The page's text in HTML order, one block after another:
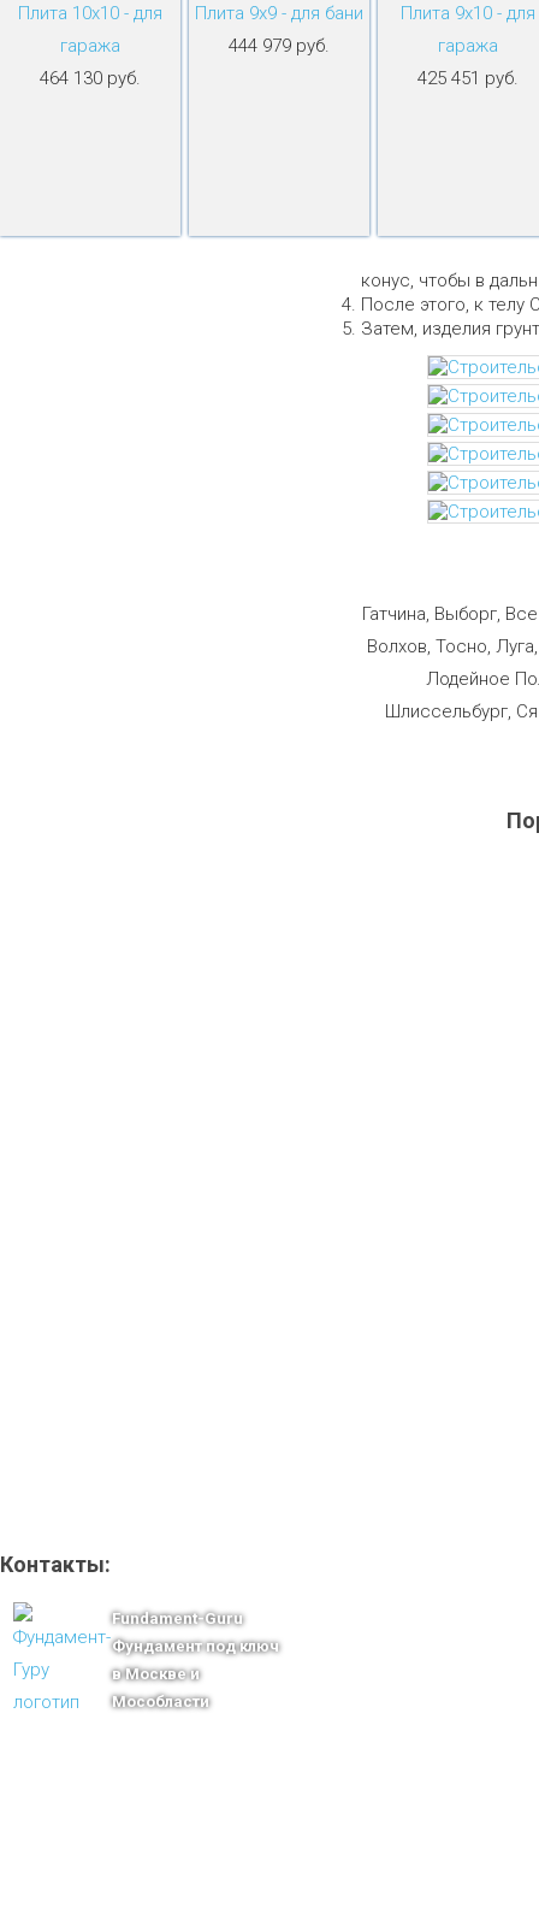
Плита 10х10 - для
гаража
464 130 руб.
Плита 9х9 - для бани
444 979 руб.
Плита 9х10 - для
гаража
425 451 руб.
конус, чтобы в
После этого, к телу
Затем, изделия
Гатчина, Выборг,
Волхов, Тосно,
Лодейное
Шлиссельбург,
Контакты:
Fundament-Guru
Фундамент под ключ
в Москве и
Мособласти